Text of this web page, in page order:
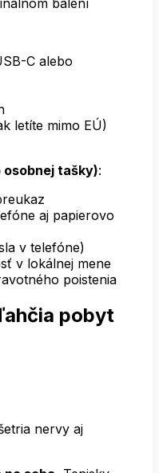
balení
C alebo
letíte mimo EÚ)
osobnej tašky):
aj papierovo
v telefóne)
v lokálnej mene
poistenia
pobyt
nervy aj